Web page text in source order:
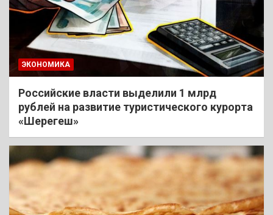
ЭКОНОМИКА
Российские власти выделили 1 млрд
рублей на развитие туристического курорта
«Шерегеш»